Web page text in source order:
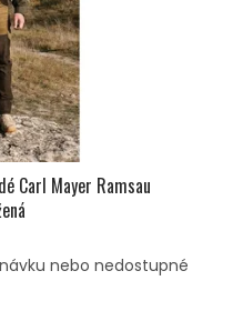
Carl Mayer Ramsau
nebo nedostupné